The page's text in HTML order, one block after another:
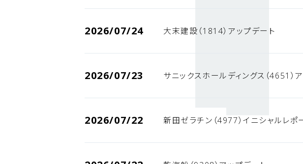
2026/07/24 大末建設（1814）アップデート
2026/07/23 サニックスホールディングス（4651）
2026/07/22 新田ゼラチン（4977）イニシャルレポ